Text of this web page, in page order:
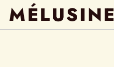
MÉLUSINE